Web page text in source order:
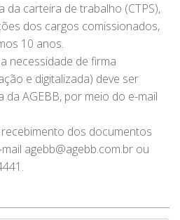
da carteira de trabalho (CTPS),
dos cargos comissionados,
10 anos.
necessidade de firma
e digitalizada) deve ser
da AGEBB, por meio do e-mail
dos documentos
agebb@agebb.com.br ou